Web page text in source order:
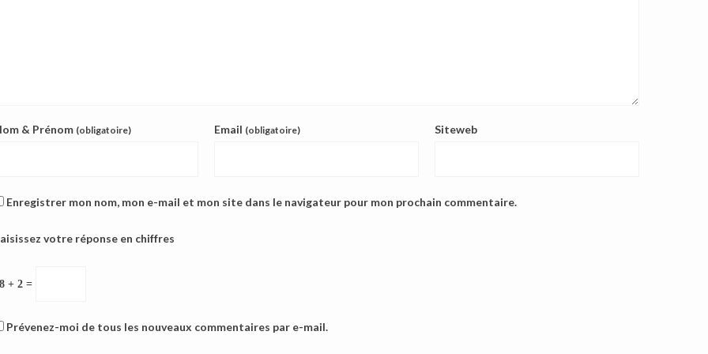
& Prénom (obligatoire) Email (obligatoire) Siteweb
Enregistrer mon nom, mon e-mail et mon site dans le navigateur pour mon prochain commentaire.
votre réponse en chiffres
+ 2 =
Prévenez-moi de tous les nouveaux commentaires par e-mail.